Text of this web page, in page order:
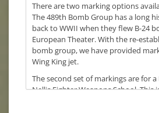
There are two marking options
The 489th Bomb Group has a long
back to WWII when they flew B-24
European Theater. With the re-
bomb group, we have provided
Wing King jet.
The second set of markings are for
Nellis Fighter Weapons School. This